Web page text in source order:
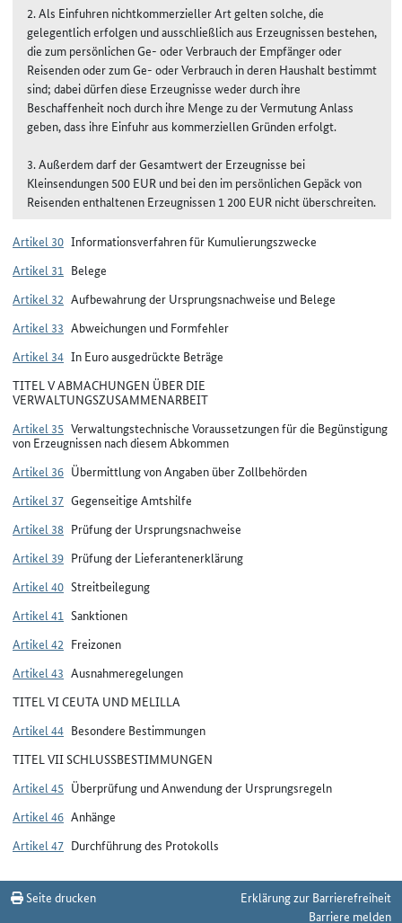
2. Als Einfuhren nichtkommerzieller Art gelten solche, die
gelegentlich erfolgen und ausschließlich aus Erzeugnissen bestehen,
die zum persönlichen Ge- oder Verbrauch der Empfänger oder
Reisenden oder zum Ge- oder Verbrauch in deren Haushalt bestimmt
sind; dabei dürfen diese Erzeugnisse weder durch ihre
Beschaffenheit noch durch ihre Menge zu der Vermutung Anlass
geben, dass ihre Einfuhr aus kommerziellen Gründen erfolgt.
3. Außerdem darf der Gesamtwert der Erzeugnisse bei
Kleinsendungen 500 EUR und bei den im persönlichen Gepäck von
Reisenden enthaltenen Erzeugnissen 1 200 EUR nicht überschreiten.
Artikel 30 Informationsverfahren für Kumulierungszwecke
Artikel 31 Belege
Artikel 32 Aufbewahrung der Ursprungsnachweise und Belege
Artikel 33 Abweichungen und Formfehler
Artikel 34 In Euro ausgedrückte Beträge
TITEL V ABMACHUNGEN ÜBER DIE
VERWALTUNGSZUSAMMENARBEIT
Artikel 35 Verwaltungstechnische Voraussetzungen für die Begünstigung
von Erzeugnissen nach diesem Abkommen
Artikel 36 Übermittlung von Angaben über Zollbehörden
Artikel 37 Gegenseitige Amtshilfe
Artikel 38 Prüfung der Ursprungsnachweise
Artikel 39 Prüfung der Lieferantenerklärung
Artikel 40 Streitbeilegung
Artikel 41 Sanktionen
Artikel 42 Freizonen
Artikel 43 Ausnahmeregelungen
TITEL VI CEUTA UND MELILLA
Artikel 44 Besondere Bestimmungen
TITEL VII SCHLUSSBESTIMMUNGEN
Artikel 45 Überprüfung und Anwendung der Ursprungsregeln
Artikel 46 Anhänge
Artikel 47 Durchführung des Protokolls
Seite drucken
Erklärung zur Barrierefreiheit
Barriere melden